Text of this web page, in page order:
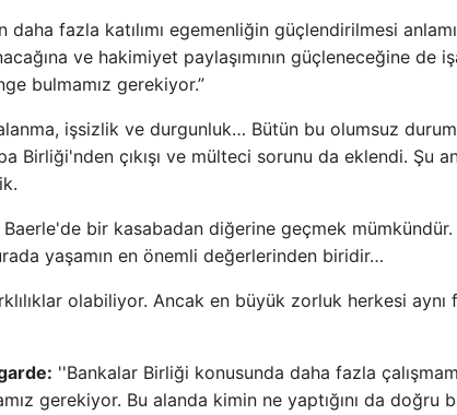
daha fazla katılımı egemenliğin güçlendirilmesi
ve hakimiyet paylaşımının güçleneceğine de
bulmamız gerekiyor.”
işsizlik ve durgunluk… Bütün bu olumsuz
Birliği'nden çıkışı ve mülteci sorunu da eklendi. Şu
bir kasabadan diğerine geçmek mümkündür.
yaşamın en önemli değerlerinden biridir…
olabiliyor. Ancak en büyük zorluk herkesi aynı
''Bankalar Birliği konusunda daha fazla
gerekiyor. Bu alanda kimin ne yaptığını da doğru